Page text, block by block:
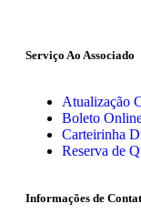
Serviço Ao Associado
Atualização
Boleto
Carteirinha
Reserva de
Informações de